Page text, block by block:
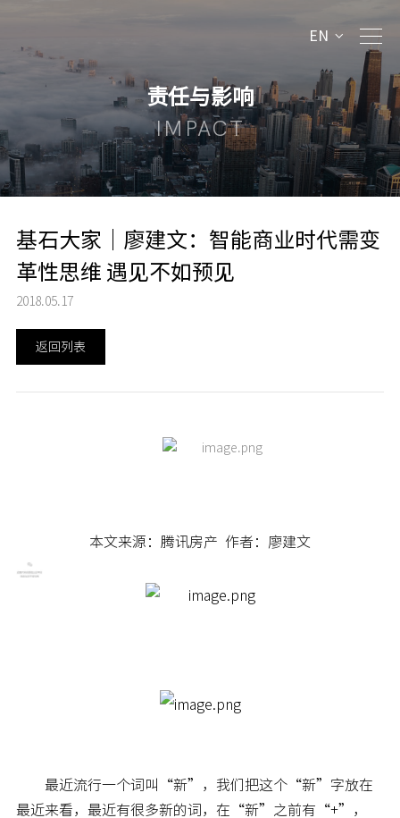
EN
责任与影响
IMPACT
基石大家｜廖建文：智能商业时代需变
革性思维 遇见不如预见
2018.05.17
返回列表
本文来源：腾讯房产 作者：廖建文
最近流行一个词叫“新”，我们把这个“新”字放在
最近来看，最近有很多新的词，在“新”之前有“+”，